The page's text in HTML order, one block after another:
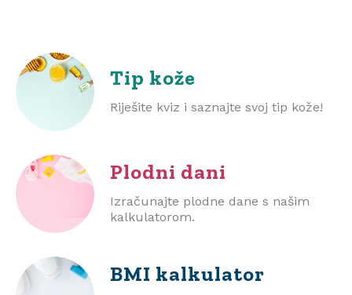
Tip kože
Riješite kviz i saznajte svoj tip kože!
Plodni dani
Izračunajte plodne dane s našim
kalkulatorom.
BMI kalkulator